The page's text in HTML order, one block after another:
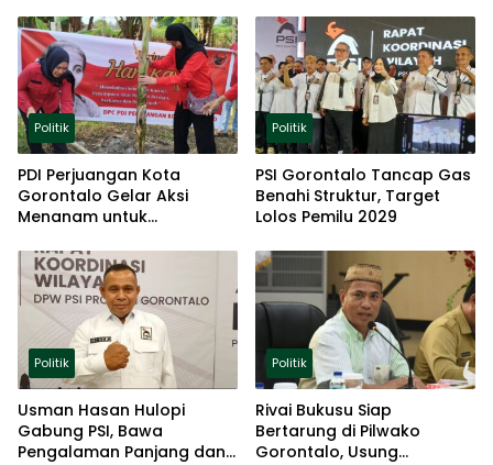
Politik
PDI Perjuangan Kota
Gorontalo Gelar Aksi
Menanam untuk
Politik
PSI Gorontalo Tancap Gas
Benahi Struktur, Target
Lolos Pemilu 2029
Politik
Usman Hasan Hulopi
Gabung PSI, Bawa
Pengalaman Panjang dan
Politik
Rivai Bukusu Siap
Bertarung di Pilwako
Gorontalo, Usung